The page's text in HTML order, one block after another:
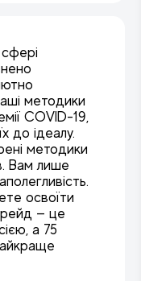
методики
COVID-19,
до ідеалу.
методики
Вам лише
освоїти
— це
а 75